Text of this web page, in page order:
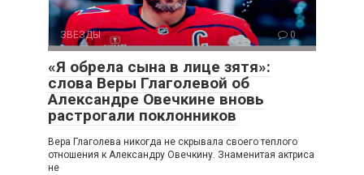
ЗВЕЗДЫ 0
«Я обрела сына в лице зятя»:
слова Веры Глаголевой об
Александре Овечкине вновь
растрогали поклонников
Вера Глаголева никогда не скрывала своего теплого
отношения к Александру Овечкину. Знаменитая актриса
не